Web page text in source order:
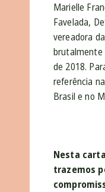
Marielle
Favelada,
vereadora
brutalmente
de 2018.
referência
Brasil e no
Nesta
trazemos